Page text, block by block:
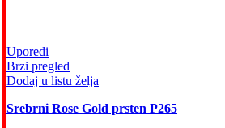
Uporedi
Brzi pregled
Dodaj u listu želja
Srebrni Rose Gold prsten P265